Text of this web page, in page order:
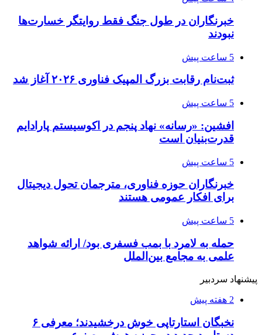
خبرنگاران در طول جنگ فقط روایتگر خسارت‌ها
نبودند
5 ساعت پیش
ثبت‌نام رقابت بزرگ المپیک فناوری ۲۰۲۶ آغاز شد
5 ساعت پیش
افشین: «رسانه» نهاد پنجم در اکوسیستم پارادایم
قدرت‌بنیان است
5 ساعت پیش
خبرنگاران حوزه فناوری، مترجمان تحول دیجیتال
برای افکار عمومی هستند
5 ساعت پیش
حمله به لامرد با بمب فسفری بود/ ارائه شواهد
علمی به مجامع بین‌الملل
پیشنهاد سردبیر
2 هفته پیش
نخبگان استارتاپی خوش درخشیدند؛ معرفی ۶